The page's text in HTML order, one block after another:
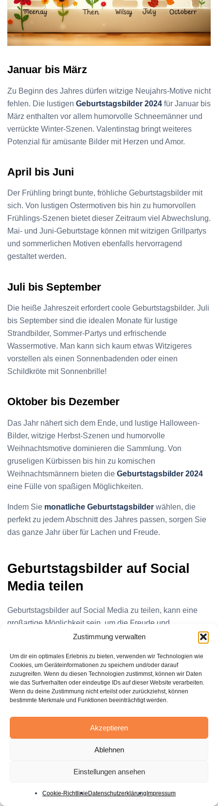
Zustimmung verwalten
Um dir ein optimales Erlebnis zu bieten, verwenden wir Technologien wie
Cookies, um Geräteinformationen zu speichern und/oder darauf
zuzugreifen. Wenn du diesen Technologien zustimmst, können wir Daten
wie das Surfverhalten oder eindeutige IDs auf dieser Website verarbeiten.
Wenn du deine Zustimmung nicht erteilst oder zurückziehst, können
bestimmte Merkmale und Funktionen beeinträchtigt werden.
Akzeptieren
Ablehnen
Einstellungen ansehen
Cookie-Richtlinie Datenschutzerklärung Impressum
Januar bis März
Zu Beginn des Jahres dürfen witzige Neujahrs-Motive nicht
fehlen. Die lustigen Geburtstagsbilder 2024 für Januar bis
März enthalten vor allem humorvolle Schneemänner und
verrückte Winter-Szenen. Valentinstag bringt weiteres
Potenzial für amüsante Bilder mit Herzen und Amor.
April bis Juni
Der Frühling bringt bunte, fröhliche Geburtstagsbilder mit
sich. Von lustigen Ostermotiven bis hin zu humorvollen
Frühlings-Szenen bietet dieser Zeitraum viel Abwechslung.
Mai- und Juni-Geburtstage können mit witzigen Grillpartys
und sommerlichen Motiven ebenfalls hervorragend
gestaltet werden.
Juli bis September
Die heiße Jahreszeit erfordert coole Geburtstagsbilder. Juli
bis September sind die idealen Monate für lustige
Strandbilder, Sommer-Partys und erfrischende
Wassermotive. Man kann sich kaum etwas Witzigeres
vorstellen als einen Sonnenbadenden oder einen
Schildkröte mit Sonnenbrille!
Oktober bis Dezember
Das Jahr nähert sich dem Ende, und lustige Halloween-
Bilder, witzige Herbst-Szenen und humorvolle
Weihnachtsmotive dominieren die Sammlung. Von
gruseligen Kürbissen bis hin zu komischen
Weihnachtsmännern bieten die Geburtstagsbilder 2024
eine Fülle von spaßigen Möglichkeiten.
Indem Sie monatliche Geburtstagsbilder wählen, die
perfekt zu jedem Abschnitt des Jahres passen, sorgen Sie
das ganze Jahr über für Lachen und Freude.
Geburtstagsbilder auf Social
Media teilen
Geburtstagsbilder auf Social Media zu teilen, kann eine
großartige Möglichkeit sein, um die Freude und
Feierlichkeiten zu verbreiten. Es gibt jedoch spezifische
Wirkung zu erzielen.
Beste Praktiken für Facebook
wichtig, die richtigen Personen zu taggen. So wird
sichergestellt, dass die Bilder die Zielgruppe erreichen und
das Geburtstagskind auch die Aufmerksamkeit bekommt,
Bilder, um sicherzustellen, dass sie gut in den Feeds der